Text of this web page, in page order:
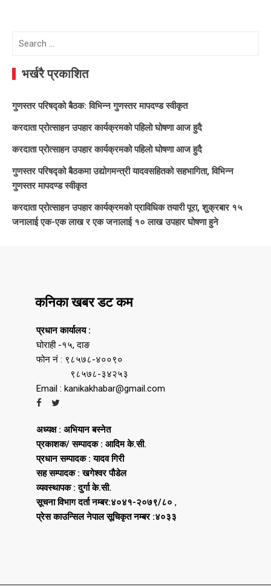
Search
भर्खरै प्रकाशित
गुणस्तर परिषद्को बैठक: विभिन्न गुणस्तर मापदण्ड स्वीकृत
करदाता प्रोत्साहन उपहार कार्यक्रमको पहिलो घोषणा आज हुदै
करदाता प्रोत्साहन उपहार कार्यक्रमको पहिलो घोषणा आज हुदै
गुणस्तर परिषद्को बैठकमा उद्योगमन्त्री यादवसहितको सहभागिता, विभिन्न
गुणस्तर मापदण्ड स्वीकृत
करदाता प्रोत्साहन उपहार कार्यक्रमको प्राविधिक तयारी पूरा, शुक्रबार १५
जनालाई एक-एक लाख र एक जनालाई १० लाख उपहार घोषणा हुने
कनिका खबर डट कम
प्रधान कार्यालय :
घोराही -१५, दाङ
फोन नं : ९८५७८-४००९०
९८५७८-३४२५३
Email : kanikakhabar@gmail.com
अध्यक्ष : अभियान बस्नेत
प्रकाशक/ सम्पादक : आदिम के.सी.
प्रधान सम्पादक : यादव गिरी
सह सम्पादक : खगेश्वर पौडेल
व्यवस्थापक : दुर्गा के.सी.
सूचना विभाग दर्ता नम्बर:४०४१-२०७९/८० ,
प्रेस काउन्सिल नेपाल सूचिकृत नम्बर :४०३३